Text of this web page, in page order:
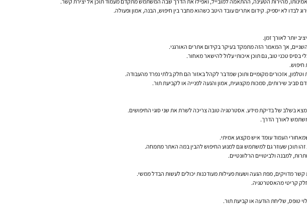
לבדו לא יספיק. קידום אתרים עובד היטב כשהוא מחבר בין חיפוש, הבנה, אמון ופעולה.
יותר לאורך זמן.
אך המאמר הזה מתמקד בעיקר בקידום אתרים האורגני.
וטלפון, אזכורים מקומיים ותוכן שמדבר לקהל באזור הם חלק בלתי נפרד מהעבודה.
שירותים, סמכות מקצועית, אמון והנעה לפנייה או לקביעת תור.
בשלב של בדיקת מידע. אסטרטגיה טובה צריכה לשרת את שני סוגי החיפושים.
המשתמש לאורך הדרך.
העמוד עומד איש מקצוע אמיתי.
תוכן שעוזר גם למשתמש וגם למנוע החיפוש להבין במה האתר מתמחה.
למבנה ולביטויים הרלוונטיים.
מדויקים, מפת הגעה ושעות פעילות מעודכנות יכולים לעשות הבדל ממשי.
חלק קריטי מהאסטרטגיה.
טופס, שליחת הודעה או קביעת תור.